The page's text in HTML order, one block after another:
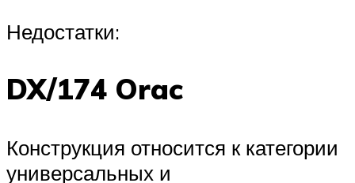
Недостатки:
DX/174 Orac
Конструкция относится к категории
универсальных и